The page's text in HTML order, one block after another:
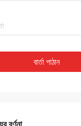
বার্তা পাঠান